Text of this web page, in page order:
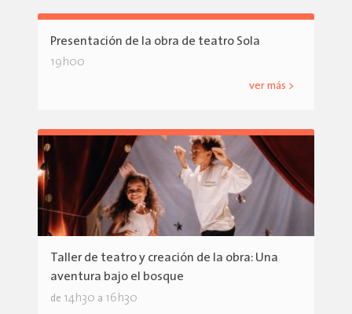
Presentación de la obra de teatro Sola
19h00
ver más >
Taller de teatro y creación de la obra: Una
aventura bajo el bosque
de 14h30 a 16h30